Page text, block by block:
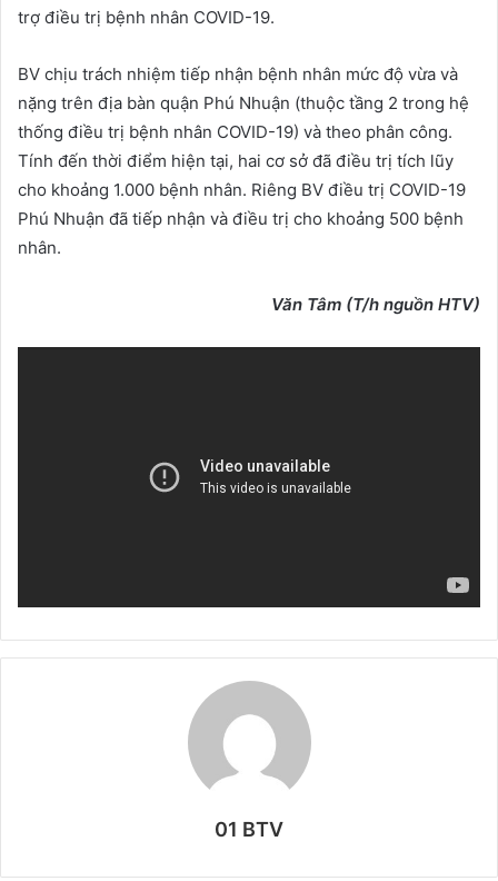
trợ điều trị bệnh nhân COVID-19.
BV chịu trách nhiệm tiếp nhận bệnh nhân mức độ vừa và
nặng trên địa bàn quận Phú Nhuận (thuộc tầng 2 trong hệ
thống điều trị bệnh nhân COVID-19) và theo phân công.
Tính đến thời điểm hiện tại, hai cơ sở đã điều trị tích lũy
cho khoảng 1.000 bệnh nhân. Riêng BV điều trị COVID-19
Phú Nhuận đã tiếp nhận và điều trị cho khoảng 500 bệnh
nhân.
Văn Tâm (T/h nguồn HTV)
01 BTV